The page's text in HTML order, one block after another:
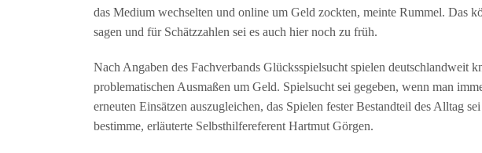
das Medium wechselten und online um Geld zockten, meinte Rummel. Das
sagen und für Schätzzahlen sei es auch hier noch zu früh.
Nach Angaben des Fachverbands Glücksspielsucht spielen deutschlandweit
problematischen Ausmaßen um Geld. Spielsucht sei gegeben, wenn man
erneuten Einsätzen auszugleichen, das Spielen fester Bestandteil des Alltag
bestimme, erläuterte Selbsthilfereferent Hartmut Görgen.